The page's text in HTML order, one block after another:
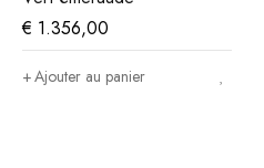
€ 1.356,00
Ajouter au panier